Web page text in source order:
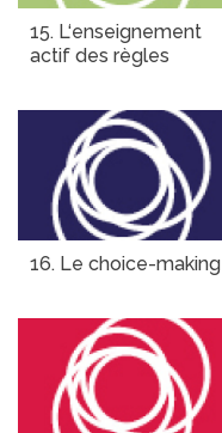
15. L‘enseignement
actif des règles
16. Le choice-making